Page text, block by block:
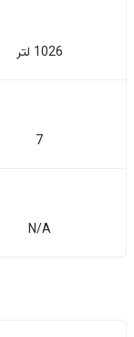
1026 لتر
7
N/A